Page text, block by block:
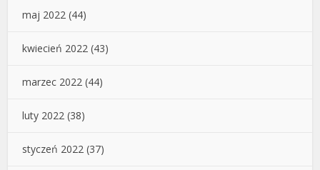
maj 2022 (44)
kwiecień 2022 (43)
marzec 2022 (44)
luty 2022 (38)
styczeń 2022 (37)